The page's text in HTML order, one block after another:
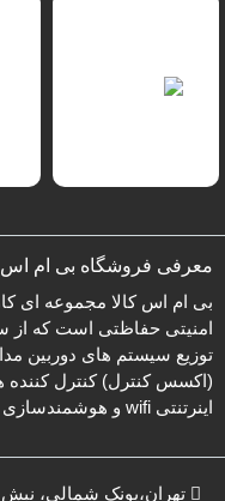
معرفی فروشگاه بی ام اس
بی ام اس کالا مجموعه ای
توزیع سیستم های دوربین
(اکسس کنترل) کنترل
اینرتنتی wifi و هوشمندسازی ساختمان می باشد
تهران،پونک شمالی، نبش بهار